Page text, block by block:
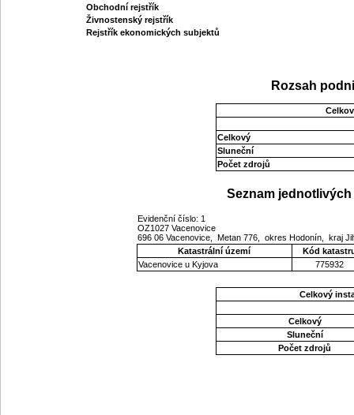
Obchodní rejstřík
Živnostenský rejstřík
Rejstřík ekonomických subjektů
Rozsah
Celkový
Sluneční
Počet zdrojů
Seznam
Evidenční číslo: 1
OZ1027 Vacenovice
696 06 Vacenovice, Metan 776, okres Hodonín, kraj
Katastrální území
Kód
Vacenovice u Kyjova
775932
Celkový
Celkový
Sluneční
Počet zdrojů